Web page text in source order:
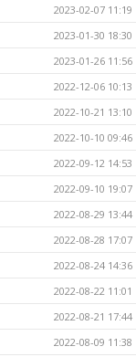
2023-02-07 11:19
2023-01-30 18:30
2023-01-26 11:56
2022-12-06 10:13
2022-10-21 13:10
2022-10-10 09:46
2022-09-12 14:53
2022-09-10 19:07
2022-08-29 13:44
2022-08-28 17:07
2022-08-24 14:36
2022-08-22 11:01
2022-08-21 17:44
2022-08-09 11:38